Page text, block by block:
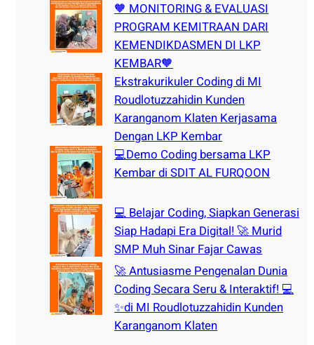
🧡 MONITORING & EVALUASI
PROGRAM KEMITRAAN DARI
KEMENDIKDASMEN DI LKP
KEMBAR🧡
Ekstrakurikuler Coding di MI
Roudlotuzzahidin Kunden
Karanganom Klaten Kerjasama
Dengan LKP Kembar
💻Demo Coding bersama LKP
Kembar di SDIT AL FURQOON
💻 Belajar Coding, Siapkan Generasi
Siap Hadapi Era Digital! 🚀 Murid
SMP Muh Sinar Fajar Cawas
🚀 Antusiasme Pengenalan Dunia
Coding Secara Seru & Interaktif! 💻
✨di MI Roudlotuzzahidin Kunden
Karanganom Klaten